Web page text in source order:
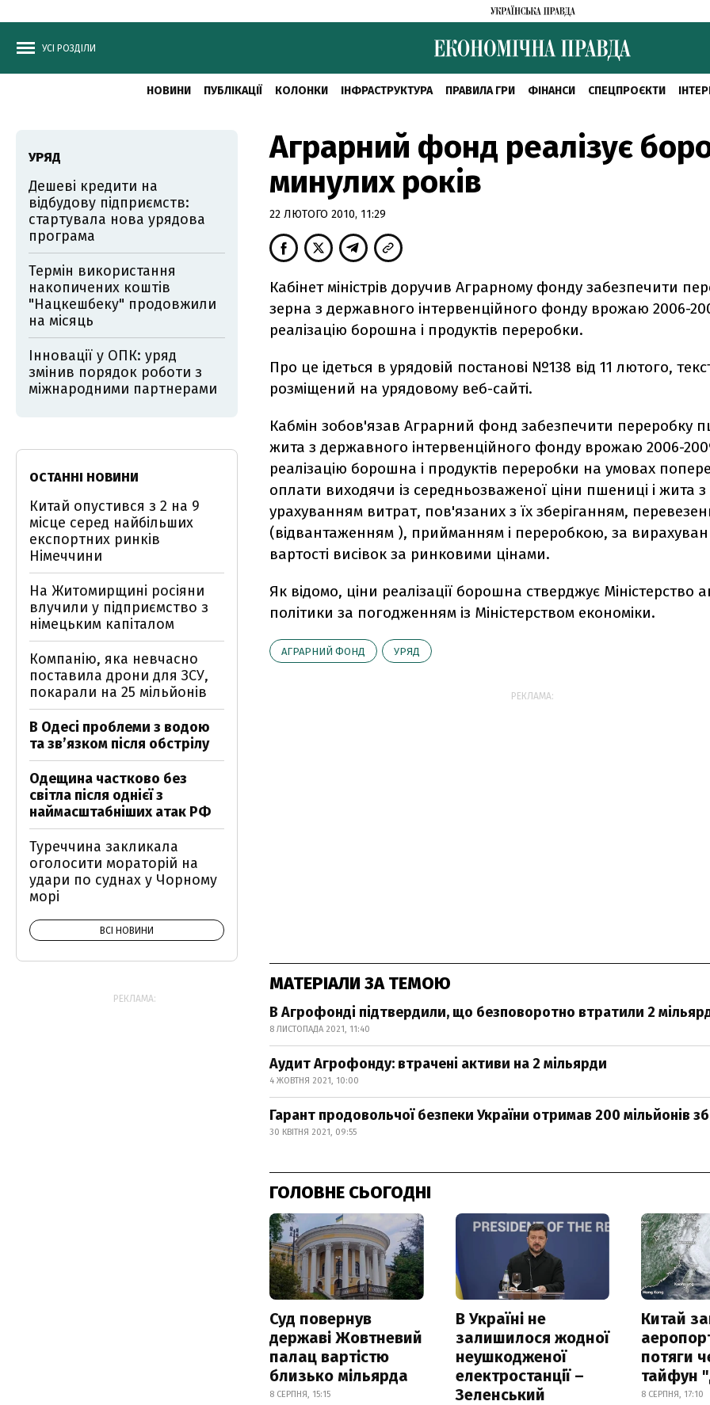
УСІ РОЗДІЛИ
НОВИНИ ПУБЛІКАЦІЇ КОЛОНКИ ІНФРАСТРУКТУРА ПРАВИЛА ГРИ ФІНАНСИ СПЕЦПРОЄКТИ
Аграрний фонд реалізує
минулих років
22 ЛЮТОГО 2010, 11:29
Кабінет міністрів доручив Аграрному фонду забезпечити
зерна з державного інтервенційного фонду врожаю 2006-
реалізацію борошна і продуктів переробки.
Про це ідеться в урядовій постанові №138 від 11 лютого,
розміщений на урядовому веб-сайті.
Кабмін зобов'язав Аграрний фонд забезпечити переробку
жита з державного інтервенційного фонду врожаю 2006-
реалізацію борошна і продуктів переробки на умовах
оплати виходячи із середньозваженої ціни пшениці і жита з
урахуванням витрат, пов'язаних з їх зберіганням,
(відвантаженням ), прийманням і переробкою, за
вартості висівок за ринковими цінами.
Як відомо, ціни реалізації борошна стверджує Міністерство
політики за погодженням із Міністерством економіки.
АГРАРНИЙ ФОНД УРЯД
РЕКЛАМА:
МАТЕРІАЛИ ЗА ТЕМОЮ
В Агрофонді підтвердили, що безповоротно втратили 2
8 ЛИСТОПАДА 2021, 11:40
Аудит Агрофонду: втрачені активи на 2 мільярди
4 ЖОВТНЯ 2021, 10:00
Гарант продовольчої безпеки України отримав 200 мільйонів
30 КВІТНЯ 2021, 09:55
ГОЛОВНЕ СЬОГОДНІ
Суд повернув
державі Жовтневий
палац вартістю
близько мільярда
8 СЕРПНЯ, 15:15
В Україні не
залишилося жодної
неушкодженої
електростанції –
Зеленський
Китай
потяги
тайфун
8 СЕРПНЯ, 17:10
УРЯД
Дешеві кредити на
відбудову підприємств:
стартувала нова урядова
програма
Термін використання
накопичених коштів
"Нацкешбеку" продовжили
на місяць
Інновації у ОПК: уряд
змінив порядок роботи з
міжнародними партнерами
ОСТАННІ НОВИНИ
Китай опустився з 2 на 9
місце серед найбільших
експортних ринків
Німеччини
На Житомирщині росіяни
влучили у підприємство з
німецьким капіталом
Компанію, яка невчасно
поставила дрони для ЗСУ,
покарали на 25 мільйонів
В Одесі проблеми з водою
та звʼязком після обстрілу
Одещина частково без
світла після однієї з
наймасштабніших атак РФ
Туреччина закликала
оголосити мораторій на
удари по суднах у Чорному
морі
ВСІ НОВИНИ
РЕКЛАМА: